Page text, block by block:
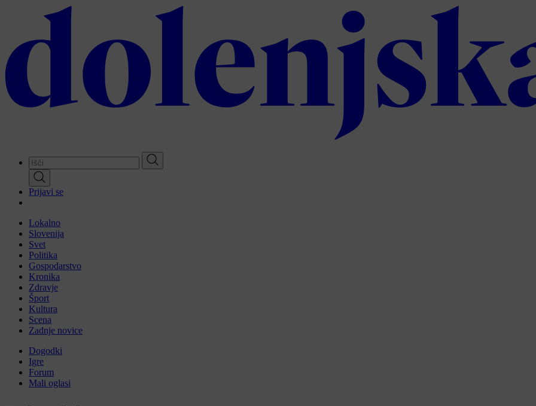
content
Prijavi se
Lokalno
Slovenija
Svet
Politika
Gospodarstvo
Kronika
Zdravje
Šport
Kultura
Scena
Zadnje novice
Dogodki
Igre
Forum
Mali oglasi